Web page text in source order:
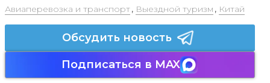
Авиаперевозка и транспорт, Выездной туризм , Китай
Обсудить новость
Подписаться в MAX